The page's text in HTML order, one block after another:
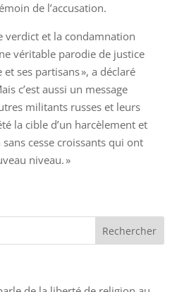
de l’accusation.
verdict et la condamnation
véritable parodie de justice
ses partisans », a déclaré
c’est aussi un message
militants russes et leurs
la cible d’un harcèlement et
cesse croissants qui ont
niveau. »